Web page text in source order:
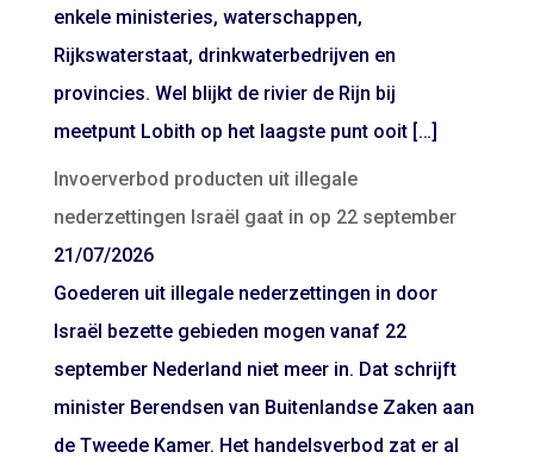
enkele ministeries, waterschappen,
Rijkswaterstaat, drinkwaterbedrijven en
provincies. Wel blijkt de rivier de Rijn bij
meetpunt Lobith op het laagste punt ooit […]
Invoerverbod producten uit illegale
nederzettingen Israël gaat in op 22 september
21/07/2026
Goederen uit illegale nederzettingen in door
Israël bezette gebieden mogen vanaf 22
september Nederland niet meer in. Dat schrijft
minister Berendsen van Buitenlandse Zaken aan
de Tweede Kamer. Het handelsverbod zat er al